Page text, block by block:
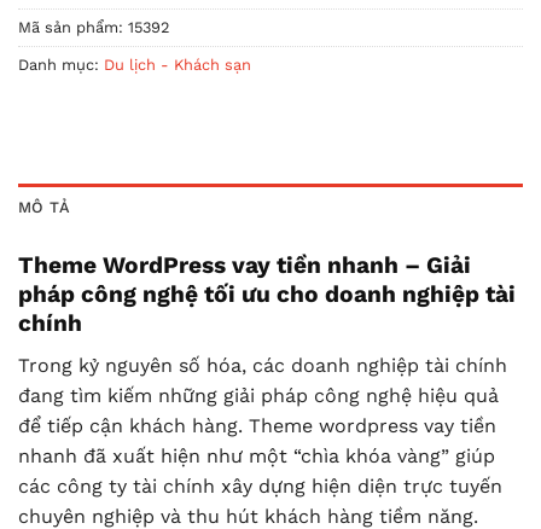
Mã sản phẩm: 15392
Danh mục: Du lịch - Khách sạn
MÔ TẢ
Theme WordPress vay tiền nhanh – Giải
pháp công nghệ tối ưu cho doanh nghiệp tài
chính
Trong kỷ nguyên số hóa, các doanh nghiệp tài chính
đang tìm kiếm những giải pháp công nghệ hiệu quả
để tiếp cận khách hàng. Theme wordpress vay tiền
nhanh đã xuất hiện như một “chìa khóa vàng” giúp
các công ty tài chính xây dựng hiện diện trực tuyến
chuyên nghiệp và thu hút khách hàng tiềm năng.